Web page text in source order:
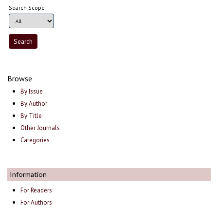
Search Scope
Browse
By Issue
By Author
By Title
Other Journals
Categories
Information
For Readers
For Authors